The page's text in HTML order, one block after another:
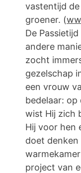
vastentijd
groener. (
De
andere
zocht
gezelschap
een vrouw
bedelaar: op
wist Hij zich
Hij voor hen
doet denken
project van